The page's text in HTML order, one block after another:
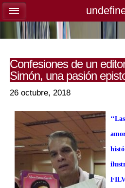
Confesiones de un
Simón, una pasión
26 octubre, 2018